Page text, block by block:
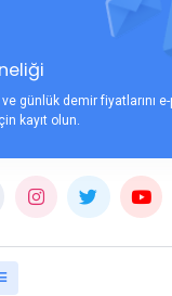
günlük demir fiyatlarını
kayıt olun.